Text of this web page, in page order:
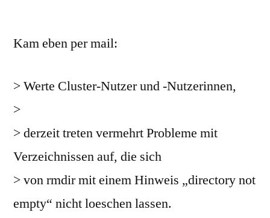
Kam eben per mail:
> Werte Cluster-Nutzer und -Nutzerinnen,
>
> derzeit treten vermehrt Probleme mit
Verzeichnissen auf, die sich
> von rmdir mit einem Hinweis „directory not
empty“ nicht loeschen lassen.